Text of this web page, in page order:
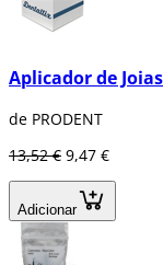
Aplicador de
de PRODENT
13,52 € 9,47 €
Adicionar